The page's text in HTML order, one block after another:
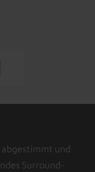
und
Surround-